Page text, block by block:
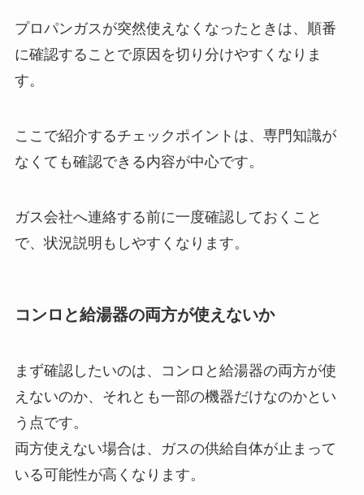
プロパンガスが突然使えなくなったときは、順番
に確認することで原因を切り分けやすくなりま
す。
ここで紹介するチェックポイントは、専門知識が
なくても確認できる内容が中心です。
ガス会社へ連絡する前に一度確認しておくこと
で、状況説明もしやすくなります。
コンロと給湯器の両方が使えないか
まず確認したいのは、コンロと給湯器の両方が使
えないのか、それとも一部の機器だけなのかとい
う点です。
両方使えない場合は、ガスの供給自体が止まって
いる可能性が高くなります。